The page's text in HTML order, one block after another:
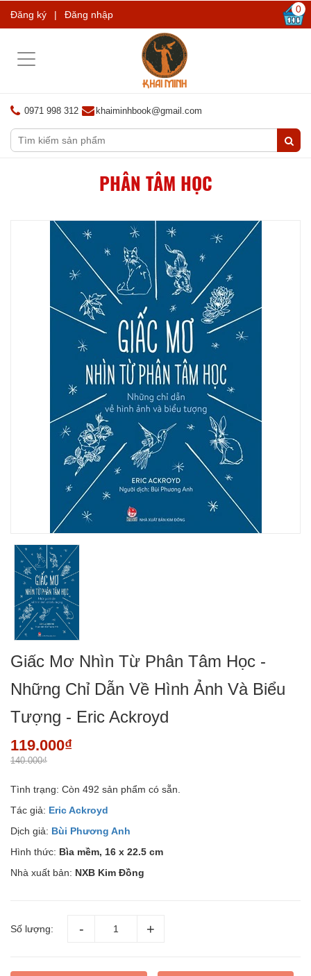
Đăng ký | Đăng nhập 0
Toggle
0971 998 312 khaiminhbook@gmail.com
PHÂN TÂM HỌC
Giấc Mơ Nhìn Từ Phân Tâm Học -
Những Chỉ Dẫn Về Hình Ảnh Và Biểu
Tượng - Eric Ackroyd
119.000₫
140.000₫
Tình trạng: Còn 492 sản phẩm có sẵn.
Tác giả: Eric Ackroyd
Dịch giả: Bùi Phương Anh
Hình thức: Bìa mềm, 16 x 22.5 cm
Nhà xuất bản: NXB Kim Đồng
Số lượng: